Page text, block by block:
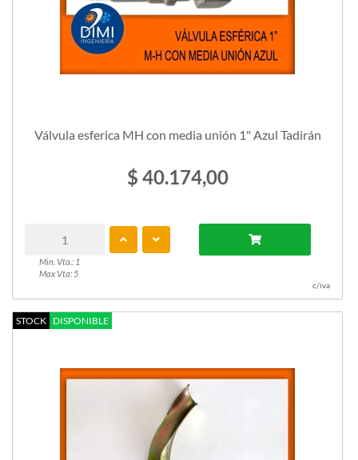
Válvula esferica MH con media unión 1" Azul Tadirán
$ 40.174,00
Min. Vta.: 1
Max Vta: 5
c/iva
STOCK DISPONIBLE